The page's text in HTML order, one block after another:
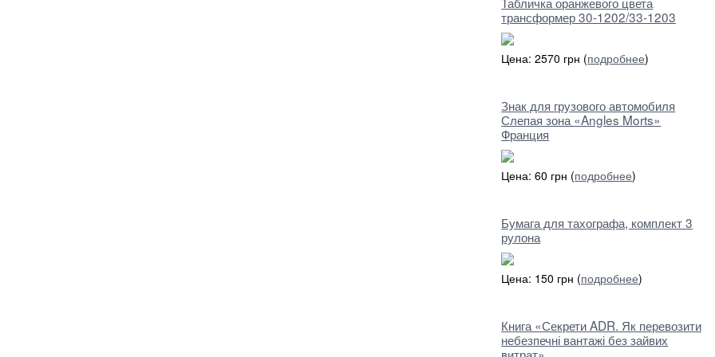
трансформер 30-1202/33-1203
Цена: 2570 грн (подробнее)
Знак для грузового автомобиля
Слепая зона «Angles Morts»
Франция
Цена: 60 грн (подробнее)
Бумага для тахографа, комплект 3
рулона
Цена: 150 грн (подробнее)
Книга «Секрети ADR. Як перевозити
небезпечні вантажі без зайвих